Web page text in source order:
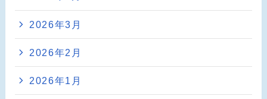
2026年3月
2026年2月
2026年1月